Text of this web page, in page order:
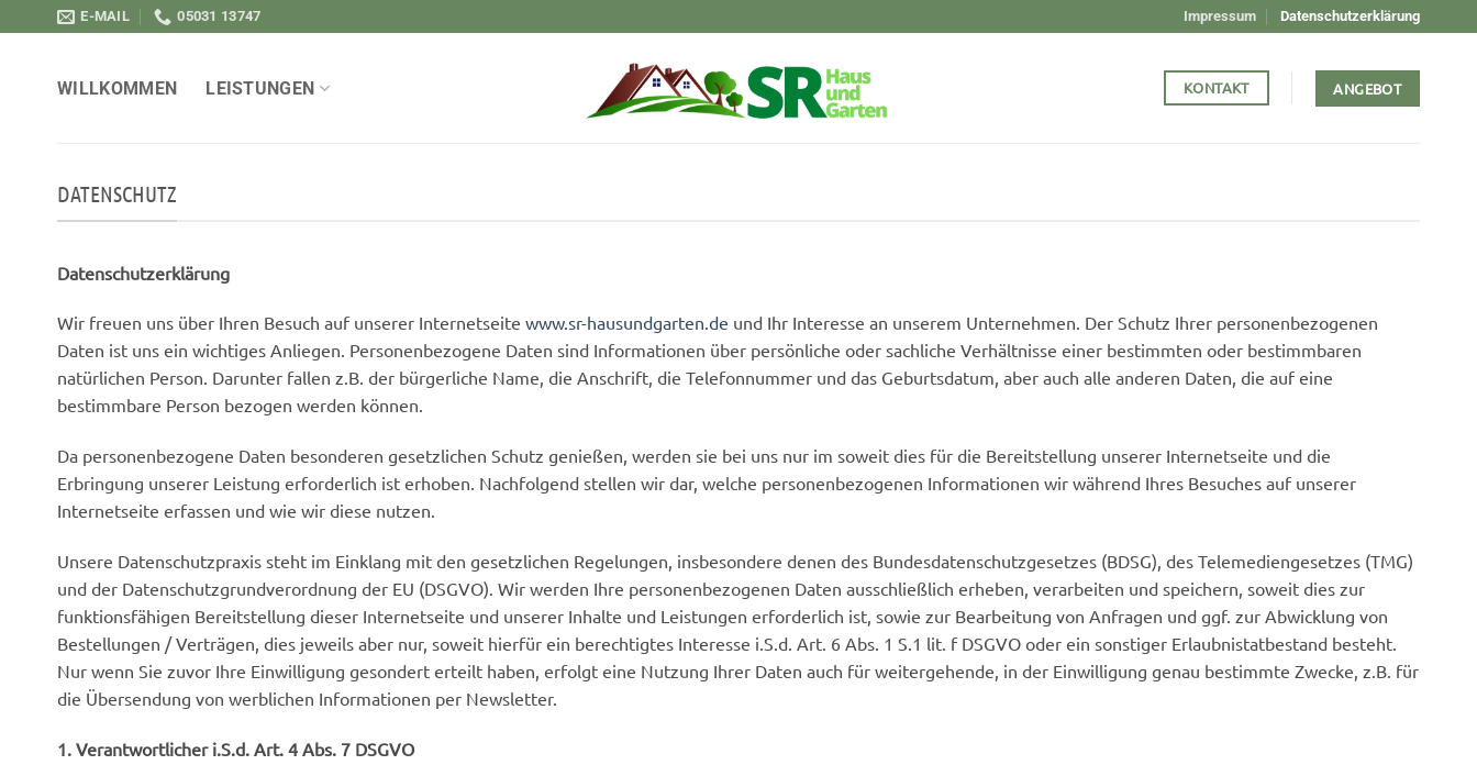
Inhalt
E-MAIL 05031 13747 Impressum Datenschutzerklärung
WILLKOMMEN LEISTUNGEN KONTAKT ANGEBOT
DATENSCHUTZ
Datenschutzerklärung
Wir freuen uns über Ihren Besuch auf unserer Internetseite www.sr-hausundgarten.de und Ihr Interesse an unserem Unternehmen. Der Schutz Ihrer personenbezogenen
Daten ist uns ein wichtiges Anliegen. Personenbezogene Daten sind Informationen über persönliche oder sachliche Verhältnisse einer bestimmten oder bestimmbaren
natürlichen Person. Darunter fallen z.B. der bürgerliche Name, die Anschrift, die Telefonnummer und das Geburtsdatum, aber auch alle anderen Daten, die auf eine
bestimmbare Person bezogen werden können.
Da personenbezogene Daten besonderen gesetzlichen Schutz genießen, werden sie bei uns nur im soweit dies für die Bereitstellung unserer Internetseite und die
Erbringung unserer Leistung erforderlich ist erhoben. Nachfolgend stellen wir dar, welche personenbezogenen Informationen wir während Ihres Besuches auf unserer
Internetseite erfassen und wie wir diese nutzen.
Unsere Datenschutzpraxis steht im Einklang mit den gesetzlichen Regelungen, insbesondere denen des Bundesdatenschutzgesetzes (BDSG), des Telemediengesetzes (TMG)
und der Datenschutzgrundverordnung der EU (DSGVO). Wir werden Ihre personenbezogenen Daten ausschließlich erheben, verarbeiten und speichern, soweit dies zur
funktionsfähigen Bereitstellung dieser Internetseite und unserer Inhalte und Leistungen erforderlich ist, sowie zur Bearbeitung von Anfragen und ggf. zur Abwicklung von
Bestellungen / Verträgen, dies jeweils aber nur, soweit hierfür ein berechtigtes Interesse i.S.d. Art. 6 Abs. 1 S.1 lit. f DSGVO oder ein sonstiger Erlaubnistatbestand besteht.
Nur wenn Sie zuvor Ihre Einwilligung gesondert erteilt haben, erfolgt eine Nutzung Ihrer Daten auch für weitergehende, in der Einwilligung genau bestimmte Zwecke, z.B. für
die Übersendung von werblichen Informationen per Newsletter.
1. Verantwortlicher i.S.d. Art. 4 Abs. 7 DSGVO